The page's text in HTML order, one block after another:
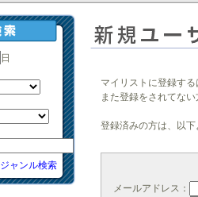
日
ジャンル検索
マイリストに登録す
また登録をされてな
登録済みの方は、以
メールアドレス：